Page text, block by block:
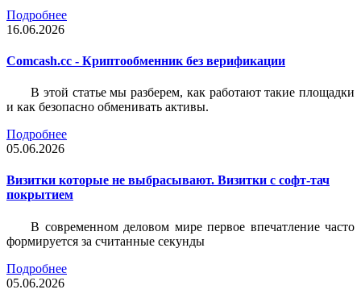
Подробнее
16.06.2026
Comcash.cc - Криптообменник без верификации
В этой статье мы разберем, как работают такие площадки
и как безопасно обменивать активы.
Подробнее
05.06.2026
Визитки которые не выбрасывают. Визитки с софт-тач
покрытием
В современном деловом мире первое впечатление часто
формируется за считанные секунды
Подробнее
05.06.2026